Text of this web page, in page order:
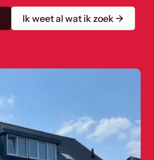
Ik weet al wat ik zoek →